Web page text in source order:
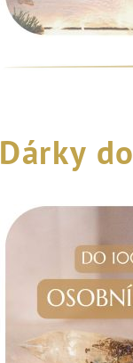
Dárky